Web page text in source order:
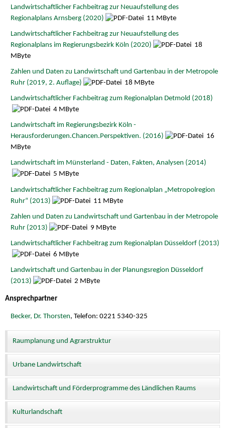
Landwirtschaftlicher Fachbeitrag zur Neuaufstellung des
Regionalplans Arnsberg (2020)
11 MByte
Landwirtschaftlicher Fachbeitrag zur Neuaufstellung des
Regionalplans im Regierungsbezirk Köln (2020)
18
MByte
Zahlen und Daten zu Landwirtschaft und Gartenbau in der Metropole
Ruhr (2019, 2. Auflage)
18 MByte
Landwirtschaftlicher Fachbeitrag zum Regionalplan Detmold (2018)
4 MByte
Landwirtschaft im Regierungsbezirk Köln -
Herausforderungen.Chancen.Perspektiven. (2016)
16
MByte
Landwirtschaft im Münsterland - Daten, Fakten, Analysen (2014)
5 MByte
Landwirtschaftlicher Fachbeitrag zum Regionalplan „Metropolregion
Ruhr“ (2013)
11 MByte
Zahlen und Daten zu Landwirtschaft und Gartenbau in der Metropole
Ruhr (2013)
9 MByte
Landwirtschaftlicher Fachbeitrag zum Regionalplan Düsseldorf (2013)
6 MByte
Landwirtschaft und Gartenbau in der Planungsregion Düsseldorf
(2013)
2 MByte
Ansprechpartner
Becker, Dr. Thorsten, Telefon: 0221 5340-325
Raumplanung und Agrarstruktur
Urbane Landwirtschaft
Landwirtschaft und Förderprogramme des Ländlichen Raums
Kulturlandschaft